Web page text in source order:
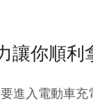
讓你順利
入電動車充